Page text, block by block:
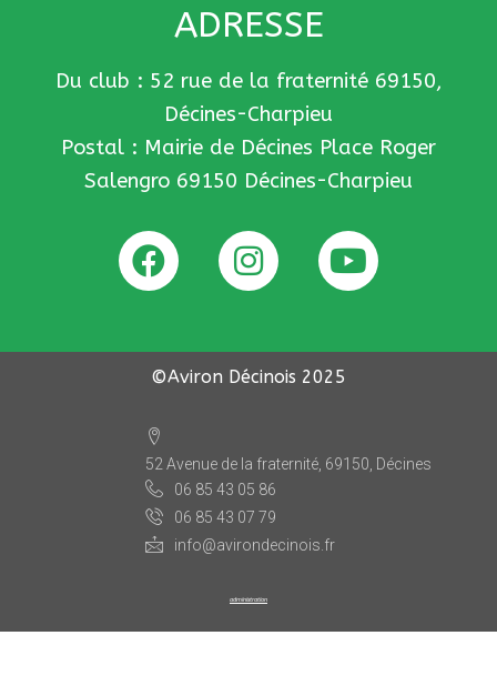
ADRESSE
Du club : 52 rue de la fraternité 69150,
Décines-Charpieu
Postal : Mairie de Décines Place Roger
Salengro 69150 Décines-Charpieu
©Aviron Décinois 2025
52 Avenue de la fraternité, 69150, Décines
06 85 43 05 86
06 85 43 07 79
info@avirondecinois.fr
administration